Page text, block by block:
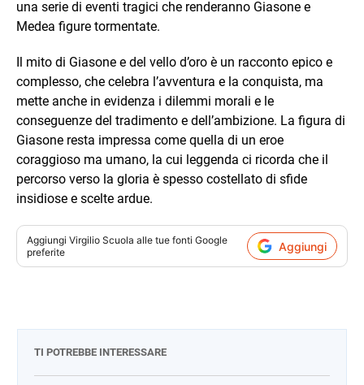
una serie di eventi tragici che renderanno Giasone e
Medea figure tormentate.
Il mito di Giasone e del vello d’oro è un racconto epico e
complesso, che celebra l’avventura e la conquista, ma
mette anche in evidenza i dilemmi morali e le
conseguenze del tradimento e dell’ambizione. La figura di
Giasone resta impressa come quella di un eroe
coraggioso ma umano, la cui leggenda ci ricorda che il
percorso verso la gloria è spesso costellato di sfide
insidiose e scelte ardue.
Aggiungi Virgilio Scuola alle tue fonti Google
preferite
Aggiungi
TI POTREBBE INTERESSARE